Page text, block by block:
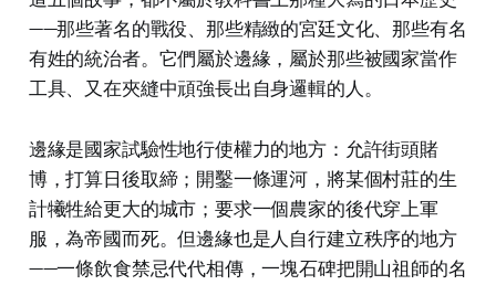
——那些著名的戰役、那些精緻的宮廷文化、那些有名
有姓的統治者。它們屬於邊緣，屬於那些被國家當作
工具、又在夾縫中頑強長出自身邏輯的人。
邊緣是國家試驗性地行使權力的地方：允許街頭賭
博，打算日後取締；開鑿一條運河，將某個村莊的生
計犧牲給更大的城市；要求一個農家的後代穿上軍
服，為帝國而死。但邊緣也是人自行建立秩序的地方
——一條飲食禁忌代代相傳，一塊石碑把開山祖師的名